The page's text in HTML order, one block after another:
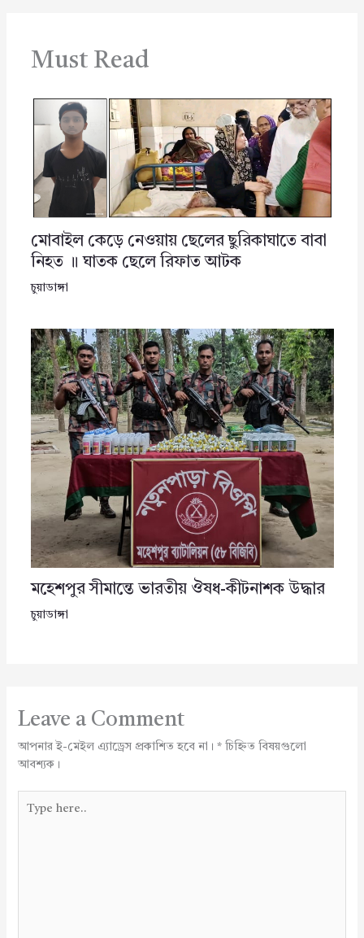
Must Read
মোবাইল কেড়ে নেওয়ায় ছেলের ছুরিকাঘাতে বাবা
নিহত ॥ ঘাতক ছেলে রিফাত আটক
চুয়াডাঙ্গা
মহেশপুর সীমান্তে ভারতীয় ঔষধ-কীটনাশক উদ্ধার
চুয়াডাঙ্গা
Leave a Comment
আপনার ই-মেইল এ্যাড্রেস প্রকাশিত হবে না। *চিহ্নিত বিষয়গুলো
আবশ্যক।
here..